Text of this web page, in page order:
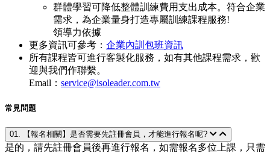
群體學習可降低整體訓練費用支出成本。符合企業
需求，為企業量身打造專屬訓練課程服務!
領導力依據
更多資訊可參考： 企業內訓包班資訊
所有課程皆可進行客製化服務，如有其他課程需求，歡
迎與我們作聯繫。
Email： service@isoleader.com.tw
常見問題
01. 【報名相關】是否需要先註冊會員，才能進行報名呢?
是的，請先註冊會員後再進行報名，如需報名多位上課，只需